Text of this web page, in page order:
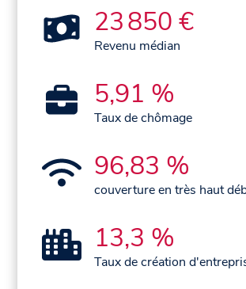
23 850 €
Revenu médian
5,91 %
Taux de chômage
96,83 %
couverture en très haut
13,3 %
Taux de création